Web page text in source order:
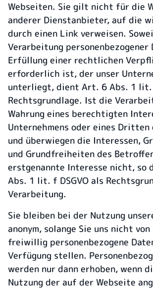
Webseiten. Sie gilt nicht für die
anderer Dienstanbieter, auf die
durch einen Link verweisen.
Verarbeitung personenbezogener
Erfüllung einer rechtlichen
erforderlich ist, der unser
unterliegt, dient Art. 6 Abs. 1 lit.
Rechtsgrundlage. Ist die
Wahrung eines berechtigten
Unternehmens oder eines
und überwiegen die Interessen,
und Grundfreiheiten des
erstgenannte Interesse nicht, so
Abs. 1 lit. f DSGVO als
Verarbeitung.
Sie bleiben bei der Nutzung
anonym, solange Sie uns nicht von
freiwillig personenbezogene
Verfügung stellen.
werden nur dann erhoben, wenn
Nutzung der auf der Webseite